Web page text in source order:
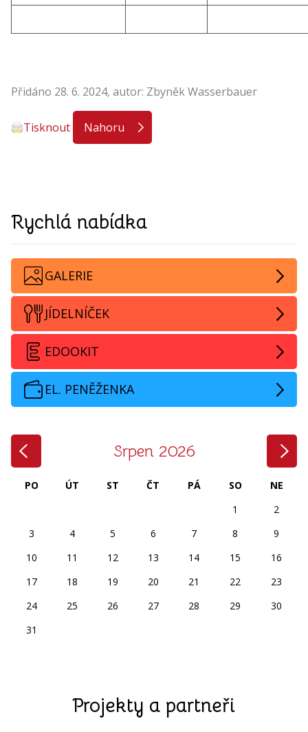
Přidáno 28. 6. 2024, autor: Zbyněk Wasserbauer
Tisknout Nahoru
Rychlá nabídka
GALERIE
JÍDELNÍČEK
EDOOKIT
EL. PENĚŽENKA
Srpen 2026
PO ÚT ST ČT PÁ SO
NE
1
2
3
4 5 6 7 8
9
10
11 12 13 14 15
16
17
18 19 20 21 22
23
24
25 26 27 28 29
30
31
Projekty a partneři